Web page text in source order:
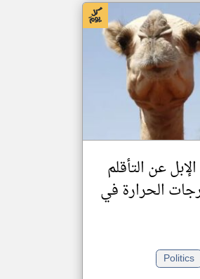
عن التأقلم
الحرارة في
Politics